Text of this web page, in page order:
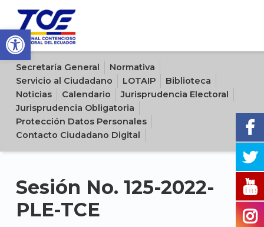
Open toolbar
Sitio oficial del Tribunal Contencioso Electoral del Ecuador
Secretaría General
Normativa
Servicio al Ciudadano
LOTAIP
Biblioteca
Noticias
Calendario
Jurisprudencia Electoral
Jurisprudencia Obligatoria
Protección Datos Personales
Contacto Ciudadano Digital
Sesión No. 125-2022-
PLE-TCE